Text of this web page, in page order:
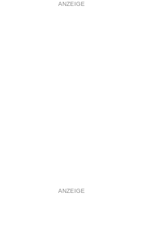
ANZEIGE
ANZEIGE